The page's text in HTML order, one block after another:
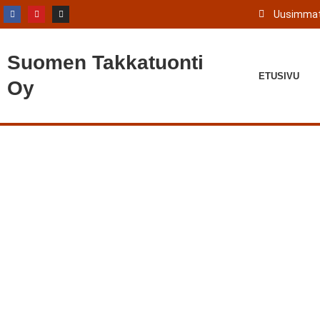
Suomen Takkatuonti
Oy
ETUSIVU